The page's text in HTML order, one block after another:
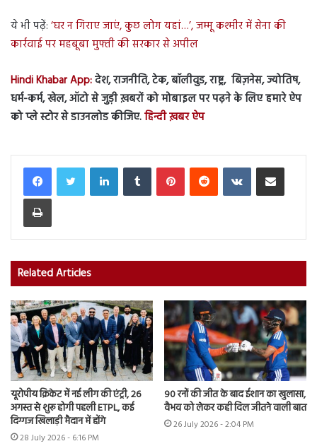
ये भी पढ़ें: ‘घर न गिराए जाएं, कुछ लोग यहां…’, जम्मू कश्मीर में सेना की
कार्रवाई पर महबूबा मुफ्ती की सरकार से अपील
Hindi Khabar App:देश, राजनीति, टेक, बॉलीवुड, राष्ट्र, बिज़नेस, ज्योतिष,
धर्म-कर्म, खेल, ऑटो से जुड़ी ख़बरों को मोबाइल पर पढ़ने के लिए हमारे ऐप
को प्ले स्टोर से डाउनलोड कीजिए.हिन्दी ख़बर ऐप
LinkedInTumblr PinterestReddit VKontakteShare via Email
Print
Related Articles
यूरोपीय क्रिकेट में नई लीग की एंट्री, 26
अगस्त से शुरू होगी पहली ETPL, कई
दिग्गज खिलाड़ी मैदान में होंगे
28 July 2026 - 6:16 PM
90 रनों की जीत के बाद ईशान का खुलासा,
वैभव को लेकर कही दिल जीतने वाली बात
26 July 2026 - 2:04 PM